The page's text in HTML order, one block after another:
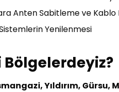
Anten Sabitleme ve Kablo
Yenilenmesi
Bölgelerdeyiz?
Yıldırım,